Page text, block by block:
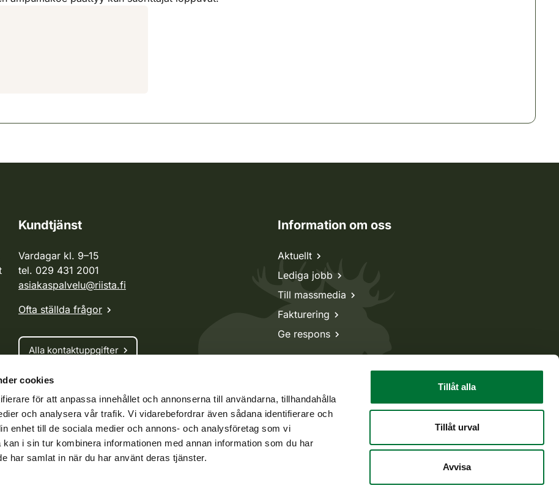
cookies
för att anpassa innehållet och annonserna till användarna, tillhandahålla
och analysera vår trafik. Vi vidarebefordrar även sådana identifierare och
enhet till de sociala medier och annons- och analysföretag som vi
i sin tur kombinera informationen med annan information som du har
har samlat in när du har använt deras tjänster.
Tillåt alla
Tillåt urval
Avvisa
Kundtjänst
Vardagar kl. 9–15
tel. 029 431 2001
asiakaspalvelu@riista.fi
Ofta ställda frågor
Alla kontaktuppgifter
Jaktkort
Oma riista -tjänsten
Ansökan om licenser och dispenser
Information om oss
Aktuellt
Lediga jobb
Till massmedia
Fakturering
Ge respons